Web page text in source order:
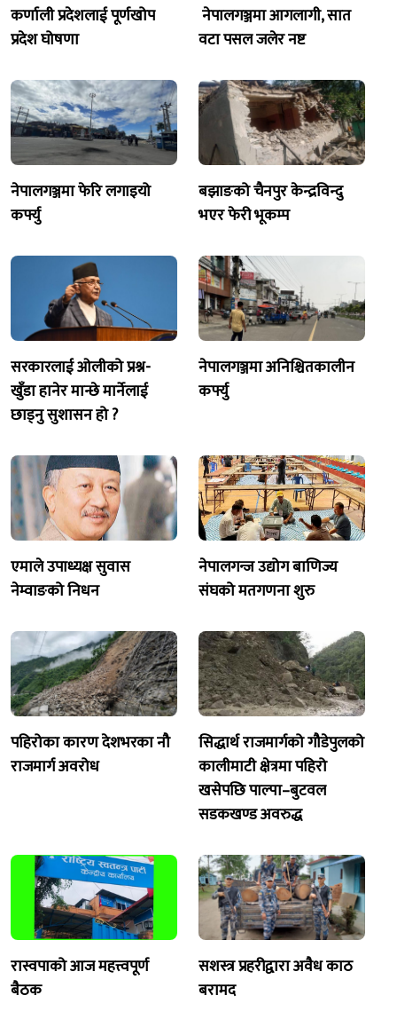
कर्णाली प्रदेशलाई पूर्णखोप
प्रदेश घोषणा
नेपालगञ्जमा आगलागी, सात
वटा पसल जलेर नष्ट
नेपालगञ्जमा फेरि लगाइयो
कर्फ्यु
बझाङको चैनपुर केन्द्रविन्दु
भएर फेरी भूकम्प
सरकारलाई ओलीको प्रश्न-
खुँडा हानेर मान्छे मार्नेलाई
छाड्नु सुशासन हो ?
नेपालगञ्जमा अनिश्चितकालीन
कर्फ्यु
एमाले उपाध्यक्ष सुवास
नेम्वाङको निधन
नेपालगन्ज उद्योग बाणिज्य
संघको मतगणना शुरु
पहिरोका कारण देशभरका नौ
राजमार्ग अवरोध
सिद्धार्थ राजमार्गको गौडेपुलको
कालीमाटी क्षेत्रमा पहिरो
खसेपछि पाल्पा–बुटवल
सडकखण्ड अवरुद्ध
रास्वपाको आज महत्त्वपूर्ण
बैठक
सशस्त्र प्रहरीद्वारा अवैध काठ
बरामद